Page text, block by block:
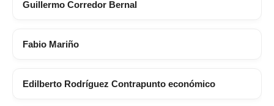
Guillermo Corredor Bernal
Fabio Mariño
Edilberto Rodríguez Contrapunto económico